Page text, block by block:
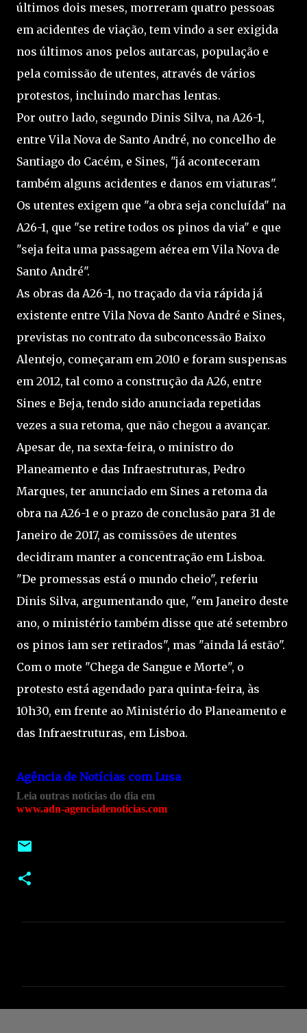
últimos dois meses, morreram quatro pessoas
em acidentes de viação, tem vindo a ser exigida
nos últimos anos pelos autarcas, população e
pela comissão de utentes, através de vários
protestos, incluindo marchas lentas.
Por outro lado, segundo Dinis Silva, na A26-1,
entre Vila Nova de Santo André, no concelho de
Santiago do Cacém, e Sines, "já aconteceram
também alguns acidentes e danos em viaturas".
Os utentes exigem que "a obra seja concluída" na
A26-1, que "se retire todos os pinos da via" e que
"seja feita uma passagem aérea em Vila Nova de
Santo André".
As obras da A26-1, no traçado da via rápida já
existente entre Vila Nova de Santo André e Sines,
previstas no contrato da subconcessão Baixo
Alentejo, começaram em 2010 e foram suspensas
em 2012, tal como a construção da A26, entre
Sines e Beja, tendo sido anunciada repetidas
vezes a sua retoma, que não chegou a avançar.
Apesar de, na sexta-feira, o ministro do
Planeamento e das Infraestruturas, Pedro
Marques, ter anunciado em Sines a retoma da
obra na A26-1 e o prazo de conclusão para 31 de
Janeiro de 2017, as comissões de utentes
decidiram manter a concentração em Lisboa.
"De promessas está o mundo cheio", referiu
Dinis Silva, argumentando que, "em Janeiro deste
ano, o ministério também disse que até setembro
os pinos iam ser retirados", mas "ainda lá estão".
Com o mote "Chega de Sangue e Morte", o
protesto está agendado para quinta-feira, às
10h30, em frente ao Ministério do Planeamento e
das Infraestruturas, em Lisboa.
Agência de Notícias com Lusa
Leia outras notícias do dia em
www.adn-agenciadenoticias.com